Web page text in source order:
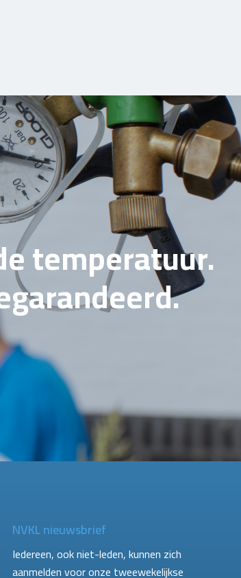
temperatuur.
NVKL nieuwsbrief
Iedereen, ook niet-leden, kunnen zich
aanmelden voor onze tweewekelijkse